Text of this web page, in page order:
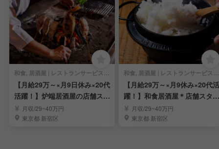
和食, 居酒屋 | レストランサービス・ホールスタッフ
【月給29万～×月9日休み×20代
活躍！】炉端居酒屋の店舗スタ
ッフ募集！
月収/29~40万円
東京都 新宿区
和食, 居酒屋 | レストランサービス・ホールスタッフ
【月給29万～×月9休み×20代活
躍！】和食居酒屋＊店舗スタッ
フ募集！
月収/29~40万円
東京都 新宿区